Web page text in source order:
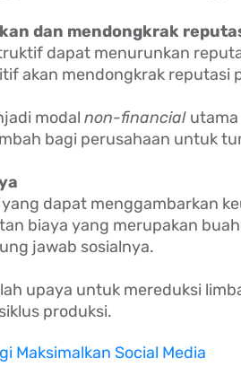
dan mendongkrak
dapat menurunkan
akan mendongkrak reputasi
modal non-financial
bagi perusahaan untuk
dapat menggambarkan
biaya yang merupakan
jawab sosialnya.
upaya untuk mereduksi
produksi.
Maksimalkan Social Media